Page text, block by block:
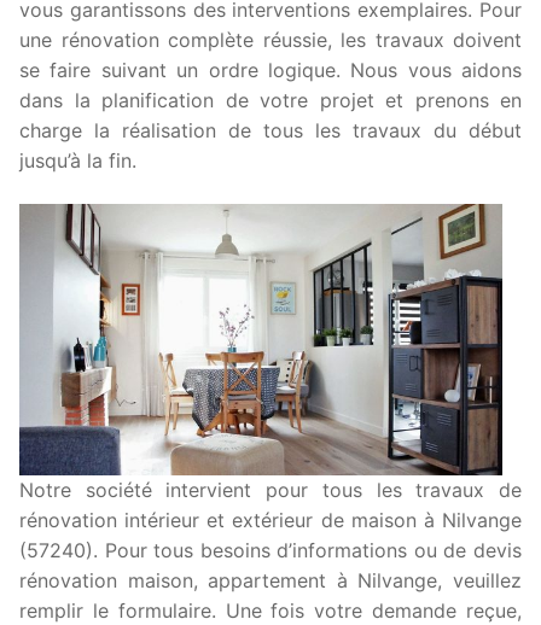
vous garantissons des interventions exemplaires. Pour
une rénovation complète réussie, les travaux doivent
se faire suivant un ordre logique. Nous vous aidons
dans la planification de votre projet et prenons en
charge la réalisation de tous les travaux du début
jusqu’à la fin.
Notre société intervient pour tous les travaux de
rénovation intérieur et extérieur de maison à Nilvange
(57240). Pour tous besoins d’informations ou de devis
rénovation maison, appartement à Nilvange, veuillez
remplir le formulaire. Une fois votre demande reçue,